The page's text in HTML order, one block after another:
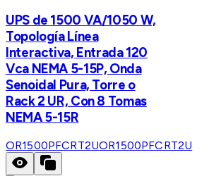
UPS de 1500 VA/1050 W,
Topología Línea
Interactiva, Entrada 120
Vca NEMA 5-15P, Onda
Senoidal Pura, Torre o
Rack 2 UR, Con 8 Tomas
NEMA 5-15R
OR1500PFCRT2UOR1500PFCRT2U